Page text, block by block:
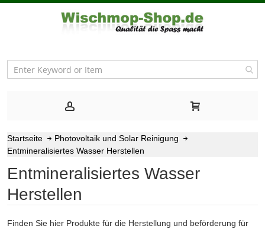
Startseite
Photovoltaik und Solar Reinigung
Entmineralisiertes Wasser Herstellen
Entmineralisiertes Wasser
Herstellen
Finden Sie hier Produkte für die Herstellung und beförderung für